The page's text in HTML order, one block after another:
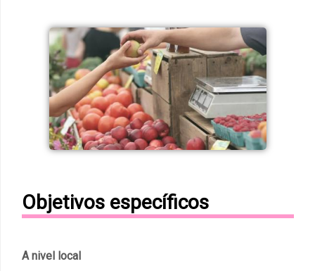
Objetivos específicos
A nivel local